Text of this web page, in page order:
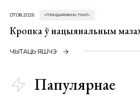
07.08.2026 «ПРЫДАРОЖНЫ ПЫЛ»
Кропка ў нацыянальным
ЧЫТАЦЬ ЯШЧЭ
Папулярнае